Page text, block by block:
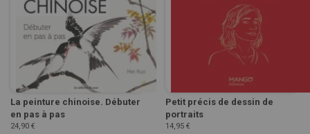
La peinture chinoise. Débuter
en pas à pas
24,90 €
Petit précis de dessin de
portraits
14,95 €